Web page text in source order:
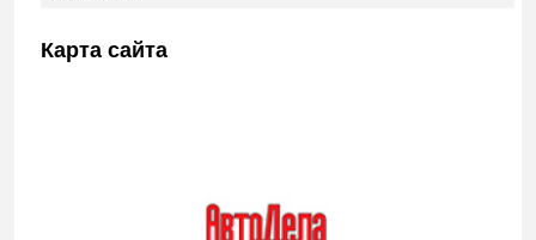
Карта сайта